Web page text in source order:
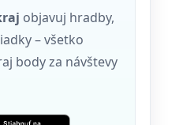
objavuj hradby,
– všetko
body za návštevy